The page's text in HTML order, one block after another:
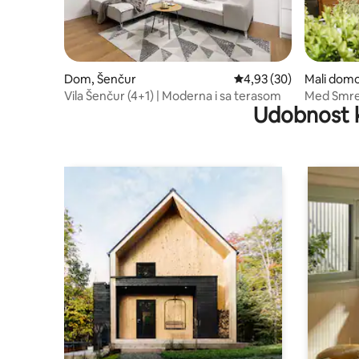
Dom, Šenčur Prosečna ocena 4,93
4,93 (30)
Vila Šenčur (4+1) | Moderna i sa terasom
Mali
njskem
Med
utočište
Udobnost